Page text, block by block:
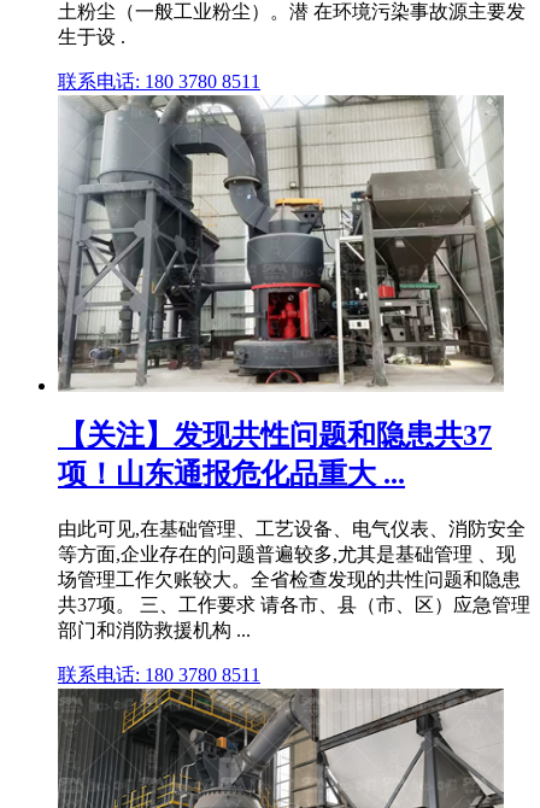
土粉尘（一般工业粉尘）。潜 在环境污染事故源主要发
生于设 .
联系电话: 180 3780 8511
【关注】发现共性问题和隐患共37
项！山东通报危化品重大 ...
由此可见,在基础管理、工艺设备、电气仪表、消防安全
等方面,企业存在的问题普遍较多,尤其是基础管理 、现
场管理工作欠账较大。全省检查发现的共性问题和隐患
共37项。 三、工作要求 请各市、县（市、区）应急管理
部门和消防救援机构 ...
联系电话: 180 3780 8511